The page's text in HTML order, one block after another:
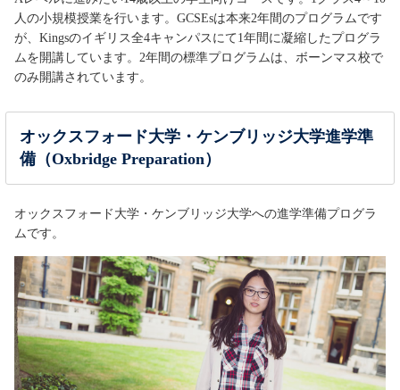
人の小規模授業を行います。GCSEsは本来2年間のプログラムです
が、Kingsのイギリス全4キャンパスにて1年間に凝縮したプログラ
ムを開講しています。2年間の標準プログラムは、ボーンマス校で
のみ開講されています。
オックスフォード大学・ケンブリッジ大学進学準
備（Oxbridge Preparation）
オックスフォード大学・ケンブリッジ大学への進学準備プログラ
ムです。